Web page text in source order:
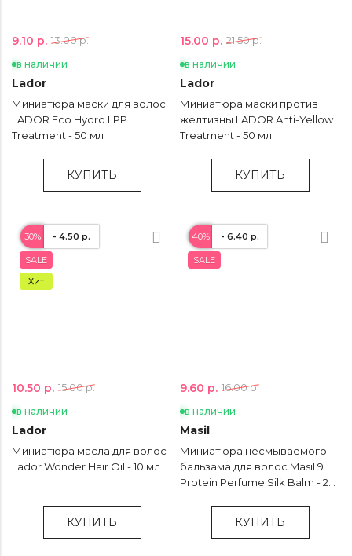
9.10 р. 13.00 р.
в наличии
Lador
Миниатюра маски для волос
LADOR Eco Hydro LPP
Treatment - 50 мл
КУПИТЬ
15.00 р. 21.50 р.
в наличии
Lador
Миниатюра маски против
желтизны LADOR Anti-Yellow
Treatment - 50 мл
КУПИТЬ
SALE
Хит
30% - 4.50 р.
10.50 р. 15.00 р.
в наличии
Lador
Миниатюра масла для волос
Lador Wonder Hair Oil - 10 мл
КУПИТЬ
SALE
40% - 6.40 р.
9.60 р. 16.00 р.
в наличии
Masil
Миниатюра несмываемого
бальзама для волос Masil 9
Protein Perfume Silk Balm - 20
КУПИТЬ